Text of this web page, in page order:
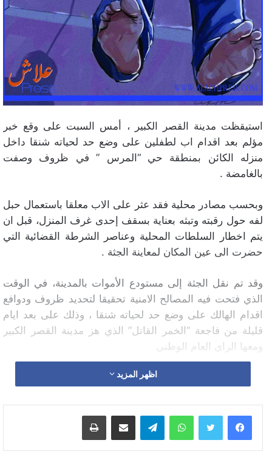
استيقظت مدينة القصر الكبير ، أمس السبت على وقع خبر
مؤلم بعد اقدام اب لطفلين على وضع حد لحياته شنقا داخل
منزله الكائن بمنطقة حي “المرس ” في ظروف وصفت
بالغامضة .
وبحسب مصادر محلية فقد عثر على الاب معلقا باستعمال حبل
لفه حول رقبته وتبثه بعناية بسقف إحدى غرف المنزل، قبل ان
يتم اخطار السلطات المحلية وعناصر الشرطة القضائية التي
حضرت الى عين المكان لمعاينة الجثة .
وقد تم نقل الجثة إلى مستودع الأموات بالمدينة، في الوقت
الذي فتحت فيه المصالح الامنية تحقيقا لتحديد ظروف ودوافع
اقدام الهالك على وضع حد لحياته شنقا ، وذلك على بعد ايام
قليلة من فاجعة “الخمر القاتل” الذي هز مدينة القصر الكبير
ومعها الراي العام الوطني
اظهر المزيد
واتساب تيلقرام مشاركة عبر البريد طباعة